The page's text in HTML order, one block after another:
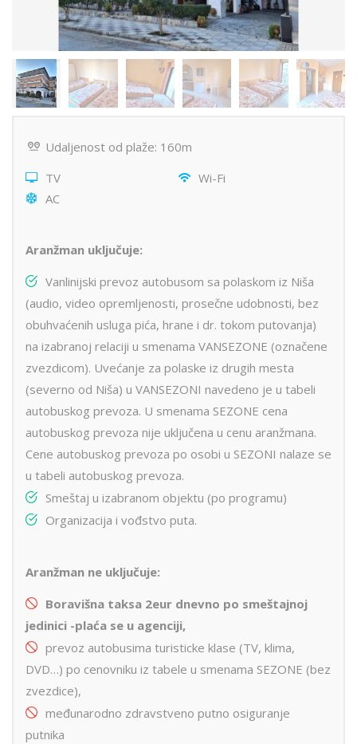
Udaljenost od plaže: 160m
TV
Wi-Fi
AC
Aranžman uključuje:
Vanlinijski prevoz autobusom sa polaskom iz Niša
(audio, video opremljenosti, prosečne udobnosti, bez
obuhvaćenih usluga pića, hrane i dr. tokom putovanja)
na izabranoj relaciji u smenama VANSEZONE (označene
zvezdicom). Uvećanje za polaske iz drugih mesta
(severno od Niša) u VANSEZONI navedeno je u tabeli
autobuskog prevoza. U smenama SEZONE cena
autobuskog prevoza nije uključena u cenu aranžmana.
Cene autobuskog prevoza po osobi u SEZONI nalaze se
u tabeli autobuskog prevoza.
Smeštaj u izabranom objektu (po programu)
Organizacija i vođstvo puta.
Aranžman ne uključuje:
Boravišna taksa 2eur dnevno po smeštajnoj
jedinici -plaća se u agenciji,
prevoz autobusima turisticke klase (TV, klima,
DVD…) po cenovniku iz tabele u smenama SEZONE (bez
zvezdice),
međunarodno zdravstveno putno osiguranje
putnika